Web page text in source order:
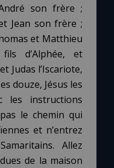
son frère ;
Jean son frère ;
et Matthieu
d’Alphée, et
Judas l’Iscariote,
douze, Jésus les
les instructions
le chemin qui
et n’entrez
Allez
de la maison